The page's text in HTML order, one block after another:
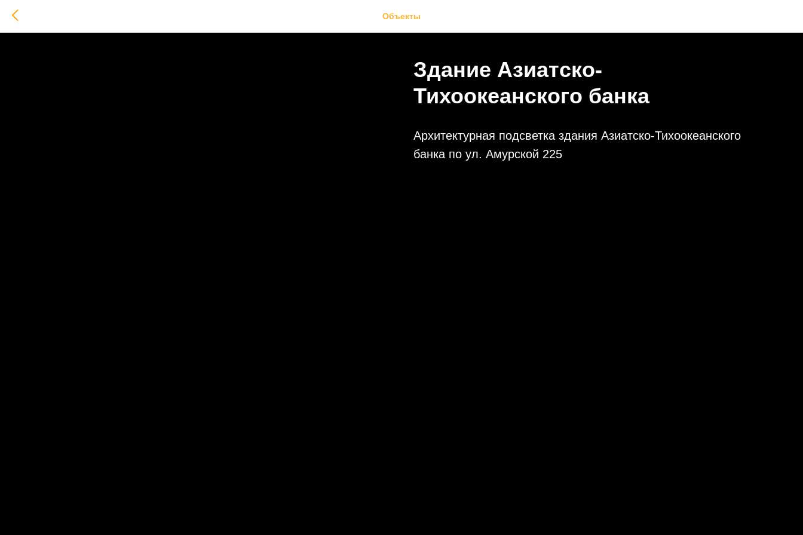
Объекты
Здание Азиатско-
Тихоокеанского банка
Архитектурная подсветка здания Азиатско-Тихоокеанского
банка по ул. Амурской 225